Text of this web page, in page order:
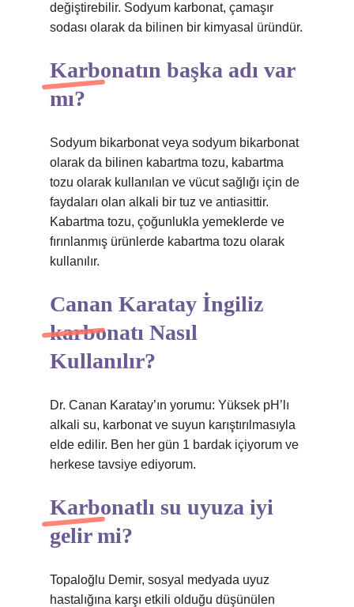
değiştirebilir. Sodyum karbonat, çamaşır
sodası olarak da bilinen bir kimyasal üründür.
Karbonatın başka adı var
mı?
Sodyum bikarbonat veya sodyum bikarbonat
olarak da bilinen kabartma tozu, kabartma
tozu olarak kullanılan ve vücut sağlığı için de
faydaları olan alkali bir tuz ve antiasittir.
Kabartma tozu, çoğunlukla yemeklerde ve
fırınlanmış ürünlerde kabartma tozu olarak
kullanılır.
Canan Karatay İngiliz
karbonatı Nasıl
Kullanılır?
Dr. Canan Karatay’ın yorumu: Yüksek pH’lı
alkali su, karbonat ve suyun karıştırılmasıyla
elde edilir. Ben her gün 1 bardak içiyorum ve
herkese tavsiye ediyorum.
Karbonatlı su uyuza iyi
gelir mi?
Topaloğlu Demir, sosyal medyada uyuz
hastalığına karşı etkili olduğu düşünülen